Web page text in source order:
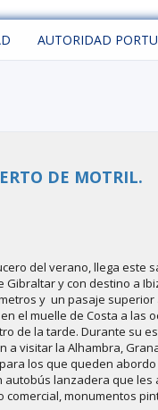
AUTORIDAD
DE MOTRIL.
del verano, llega este
y con destino a
y un pasaje superior
el muelle de Costa a las
de la tarde. Durante su
a visitar la Alhambra,
los que queden
lanzadera que les
comercial, monumentos